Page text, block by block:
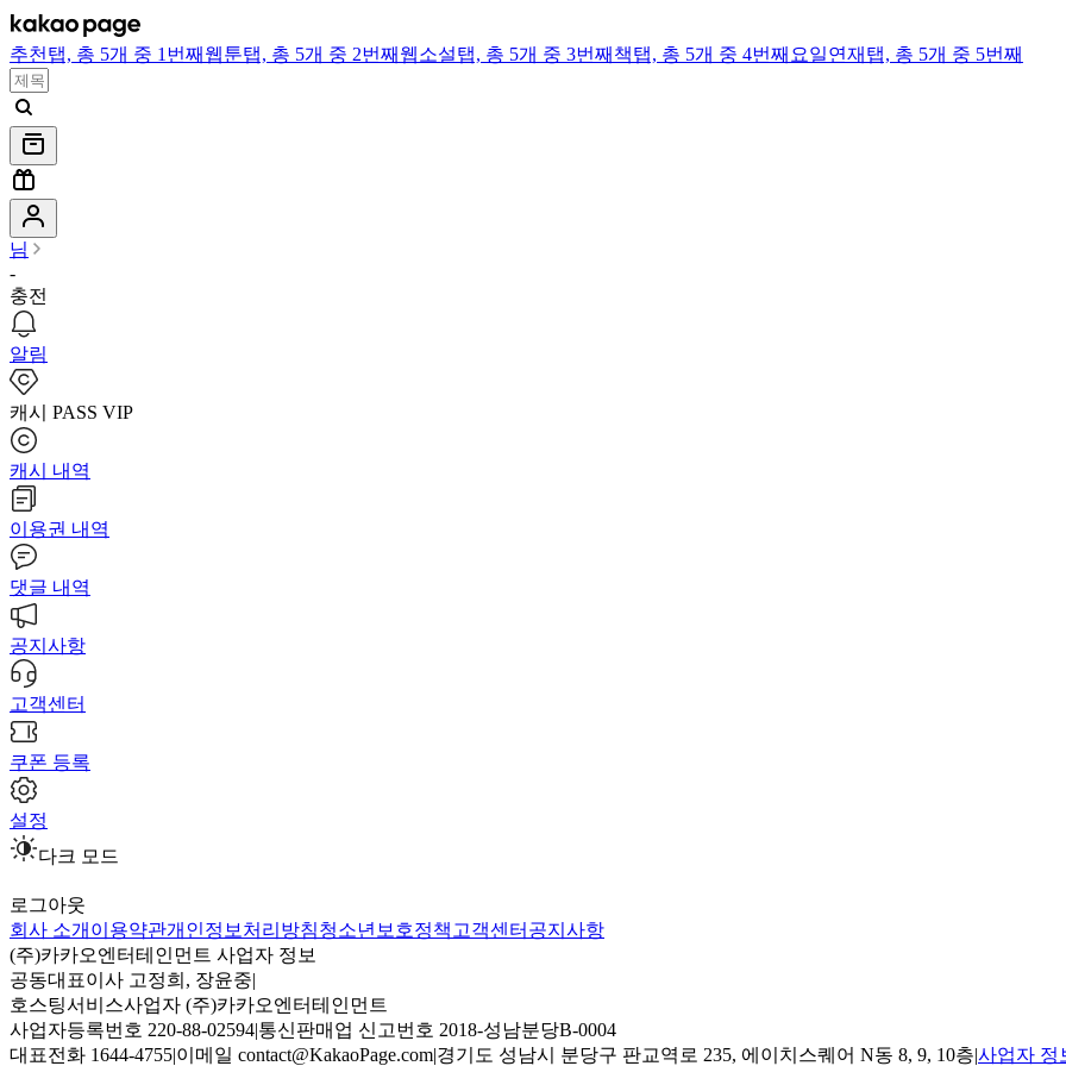
추천 탭, 총 5개 중 1번째 웹툰탭, 총 5개 중 2번째 웹소설탭, 총 5개 중 3번째 책탭, 총 5개 중 4번째 요일연재 탭, 총 5개 중 5번째
님
-
충전
알림
캐시 PASS VIP
캐시 내역
이용권 내역
댓글 내역
공지사항
고객센터
쿠폰 등록
설정
다크 모드
로그아웃
회사 소개 이용약관개인정보처리방침청소년보호정책 고객센터 공지사항
(주)카카오엔터테인먼트 사업자 정보
공동대표이사 고정희, 장윤중|
호스팅서비스사업자 (주)카카오엔터테인먼트
사업자등록번호 220-88-02594|통신판매업 신고번호 2018-성남분당B-0004
대표전화 1644-4755|이메일 contact@KakaoPage.com|경기도 성남시 분당구 판교역로 235, 에이치스퀘어 N동 8, 9, 10층|사업자 정